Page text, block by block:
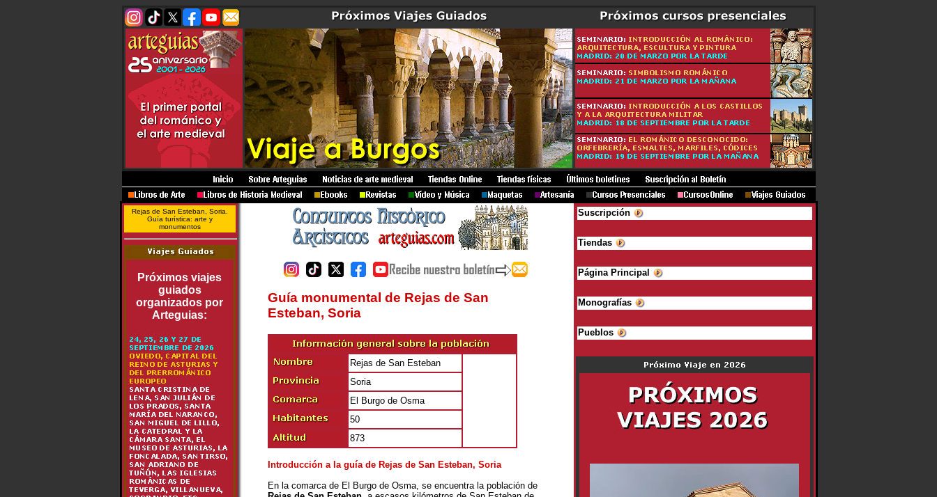
Rejas de San Esteban , Soria.
Guía turística: arte y
monumentos
Próximos viajes
guiados
organizados por
Arteguias:
Guía monumental de Rejas de San
Esteban, Soria
Rejas de San Esteban
Soria
El Burgo de Osma
50
873
Introducción a la guía de Rejas de San Esteban, Soria
En la comarca de El Burgo de Osma, se encuentra la población de
Suscripción
Tiendas
Página Principal
Monografías
Pueblos